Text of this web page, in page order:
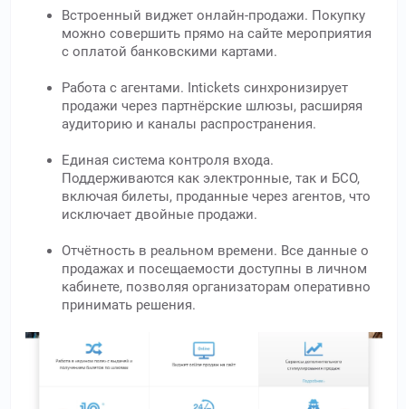
Встроенный виджет онлайн-продажи. Покупку
можно совершить прямо на сайте мероприятия
с оплатой банковскими картами.
Работа с агентами. Intickets синхронизирует
продажи через партнёрские шлюзы, расширяя
аудиторию и каналы распространения.
Единая система контроля входа.
Поддерживаются как электронные, так и БСО,
включая билеты, проданные через агентов, что
исключает двойные продажи.
Отчётность в реальном времени. Все данные о
продажах и посещаемости доступны в личном
кабинете, позволяя организаторам оперативно
принимать решения.